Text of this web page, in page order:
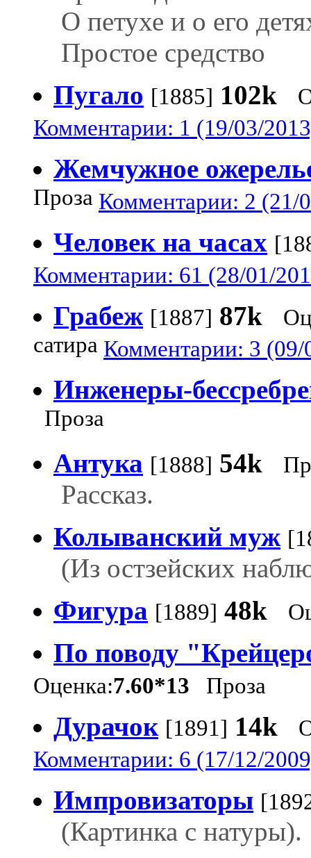
О петухе и о его
Простое средство
Пугало [1885] 102k
Комментарии: 1 (19/03/
Жемчужное
Проза Комментарии: 2 (21/
Человек на часах
Комментарии: 61 (28/01/
Грабеж [1887] 87k
сатира Комментарии: 3 (09/
Инженеры-
Проза
Антука [1888] 54k
Рассказ.
Колыванский муж
(Из остзейских
Фигура [1889] 48k
По поводу
Оценка:7.60*13 Проза
Дурачок [1891] 14k
Комментарии: 6 (17/12/
Импровизаторы
(Картинка с натуры).